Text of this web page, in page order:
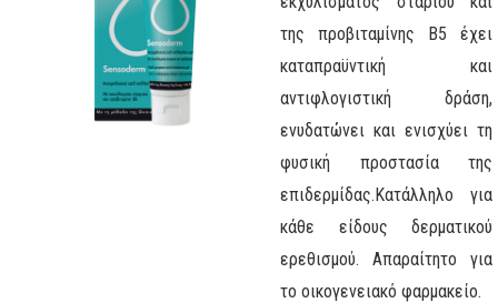
της προβιταμίνης Β5 έχει
καταπραϋντική και
αντιφλογιστική δράση,
ενυδατώνει και ενισχύει τη
φυσική προστασία της
επιδερμίδας.Κατάλληλο για
κάθε είδους δερματικού
ερεθισμού. Απαραίτητο για
το οικογενειακό φαρμακείο.